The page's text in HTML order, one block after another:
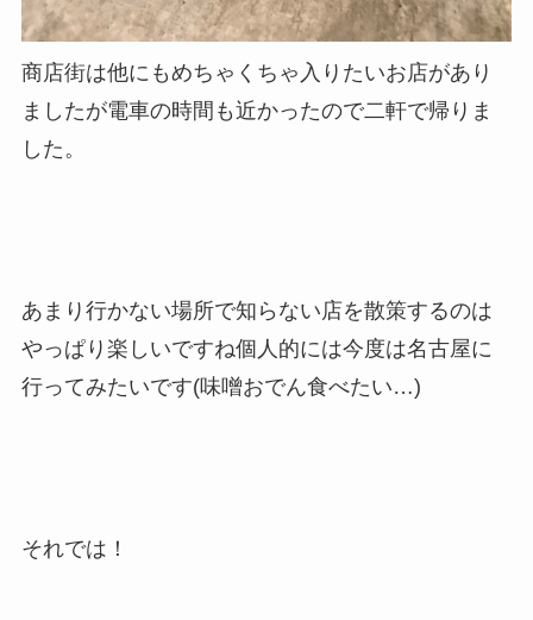
商店街は他にもめちゃくちゃ入りたいお店があり
ましたが電車の時間も近かったので二軒で帰りま
した。
あまり行かない場所で知らない店を散策するのは
やっぱり楽しいですね個人的には今度は名古屋に
行ってみたいです(味噌おでん食べたい…)
それでは！